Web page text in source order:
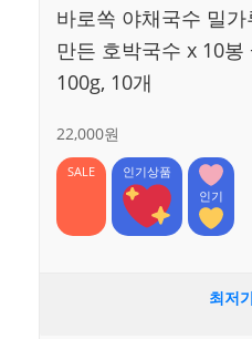
바로쏙 야채국수 밀
만든 호박국수 x 10봉
100g, 10개
22,000원
SALE
인기상품
인기
최저